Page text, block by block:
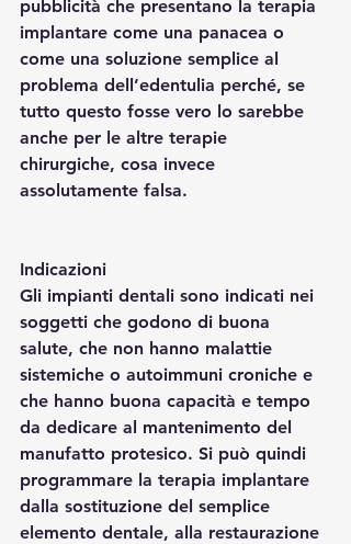
pubblicità che presentano la terapia
implantare come una panacea o
come una soluzione semplice al
problema dell’edentulia perché, se
tutto questo fosse vero lo sarebbe
anche per le altre terapie
chirurgiche, cosa invece
assolutamente falsa.
Indicazioni
Gli impianti dentali sono indicati nei
soggetti che godono di buona
salute, che non hanno malattie
sistemiche o autoimmuni croniche e
che hanno buona capacità e tempo
da dedicare al mantenimento del
manufatto protesico. Si può quindi
programmare la terapia implantare
dalla sostituzione del semplice
elemento dentale, alla restaurazione